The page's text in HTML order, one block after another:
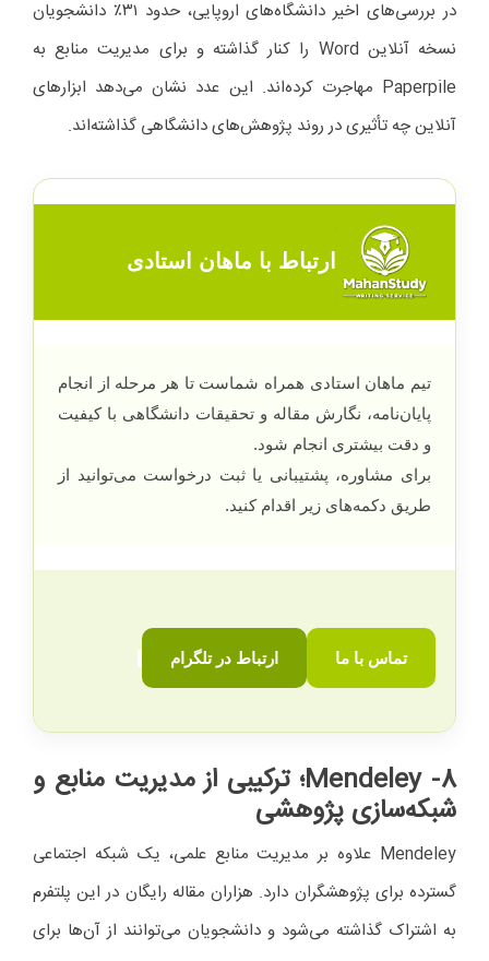
در بررسی‌های اخیر دانشگاه‌های اروپایی، حدود ۳۱٪ دانشجویان
نسخه آنلاین Word را کنار گذاشته و برای مدیریت منابع به
Paperpile مهاجرت کرده‌اند. این عدد نشان می‌دهد ابزارهای
آنلاین چه تأثیری در روند پژوهش‌های دانشگاهی گذاشته‌اند.
ارتباط با ماهان استادی
تیم ماهان استادی همراه شماست تا هر مرحله از انجام
پایان‌نامه، نگارش مقاله و تحقیقات دانشگاهی با کیفیت
و دقت بیشتری انجام شود.
برای مشاوره، پشتیبانی یا ثبت درخواست می‌توانید از
طریق دکمه‌های زیر اقدام کنید.
تماس با ما ارتباط در تلگرام
8- Mendeley ؛ ترکیبی از مدیریت منابع و
شبکه‌سازی پژوهشی
Mendeley علاوه بر مدیریت منابع علمی، یک شبکه اجتماعی
گسترده برای پژوهشگران دارد. هزاران مقاله رایگان در این پلتفرم
به اشتراک گذاشته می‌شود و دانشجویان می‌توانند از آن‌ها برای